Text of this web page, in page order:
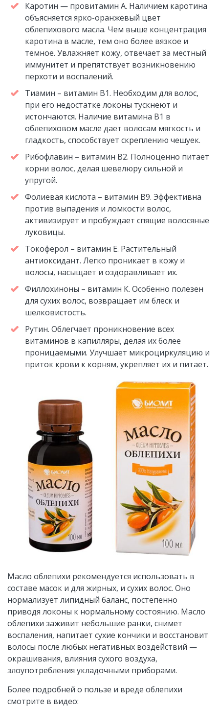
Каротин — провитамин А. Наличием каротина
объясняется ярко-оранжевый цвет
облепихового масла. Чем выше концентрация
каротина в масле, тем оно более вязкое и
темное. Увлажняет кожу, отвечает за местный
иммунитет и препятствует возникновению
перхоти и воспалений.
Тиамин – витамин В1. Необходим для волос,
при его недостатке локоны тускнеют и
истончаются. Наличие витамина В1 в
облепиховом масле дает волосам мягкость и
гладкость, способствует скреплению чешуек.
Рибофлавин – витамин В2. Полноценно питает
корни волос, делая шевелюру сильной и
упругой.
Фолиевая кислота – витамин В9. Эффективна
против выпадения и ломкости волос,
активизирует и пробуждает спящие волосяные
луковицы.
Токоферол – витамин Е. Растительный
антиоксидант. Легко проникает в кожу и
волосы, насыщает и оздоравливает их.
Филлохиноны – витамин К. Особенно полезен
для сухих волос, возвращает им блеск и
шелковистость.
Рутин. Облегчает проникновение всех
витаминов в капилляры, делая их более
проницаемыми. Улучшает микроциркуляцию и
приток крови к корням, укрепляет их и питает.
Масло облепихи рекомендуется использовать в
составе масок и для жирных, и сухих волос. Оно
нормализует липидный баланс, постепенно
приводя локоны к нормальному состоянию. Масло
облепихи заживит небольшие ранки, снимет
воспаления, напитает сухие кончики и восстановит
волосы после любых негативных воздействий —
окрашивания, влияния сухого воздуха,
злоупотребления укладочными приборами.
Более подробней о пользе и вреде облепихи
смотрите в видео: